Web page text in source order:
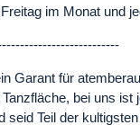
im Monat und
Garant für
bei uns
seid Teil der